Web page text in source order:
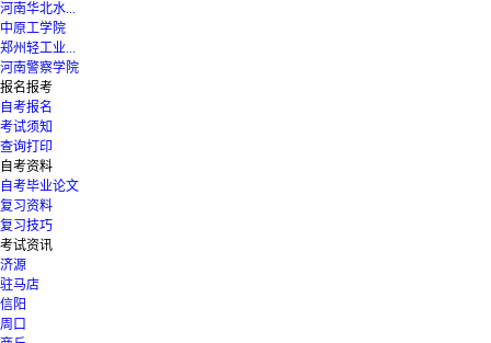
河南华北水...
中原工学院
郑州轻工业...
河南警察学院
报名报考
自考报名
考试须知
查询打印
自考资料
自考毕业论文
复习资料
复习技巧
考试资讯
济源
驻马店
信阳
周口